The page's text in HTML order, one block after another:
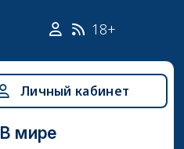
18+
Личный кабинет
В мире